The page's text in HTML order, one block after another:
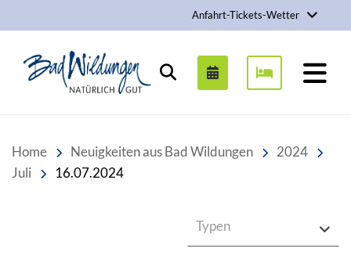
Anfahrt-Tickets-Wetter
Stadt Bad Wildungen
Suchen
Home Neuigkeiten aus Bad Wildungen
2024
Juli
16.07.2024
Typen